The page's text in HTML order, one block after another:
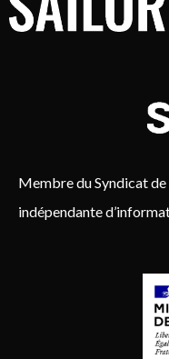
Membre du Syndicat de
indépendante